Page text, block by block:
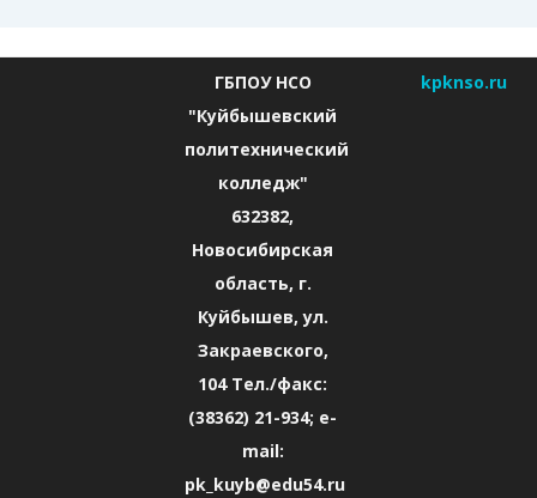
ГБПОУ НСО
"Куйбышевский
политехнический
колледж"
632382,
Новосибирская
область, г.
Куйбышев, ул.
Закраевского,
104 Тел./факс:
(38362) 21-934; e-
mail:
pk_kuyb@edu54.ru
kpknso.ru